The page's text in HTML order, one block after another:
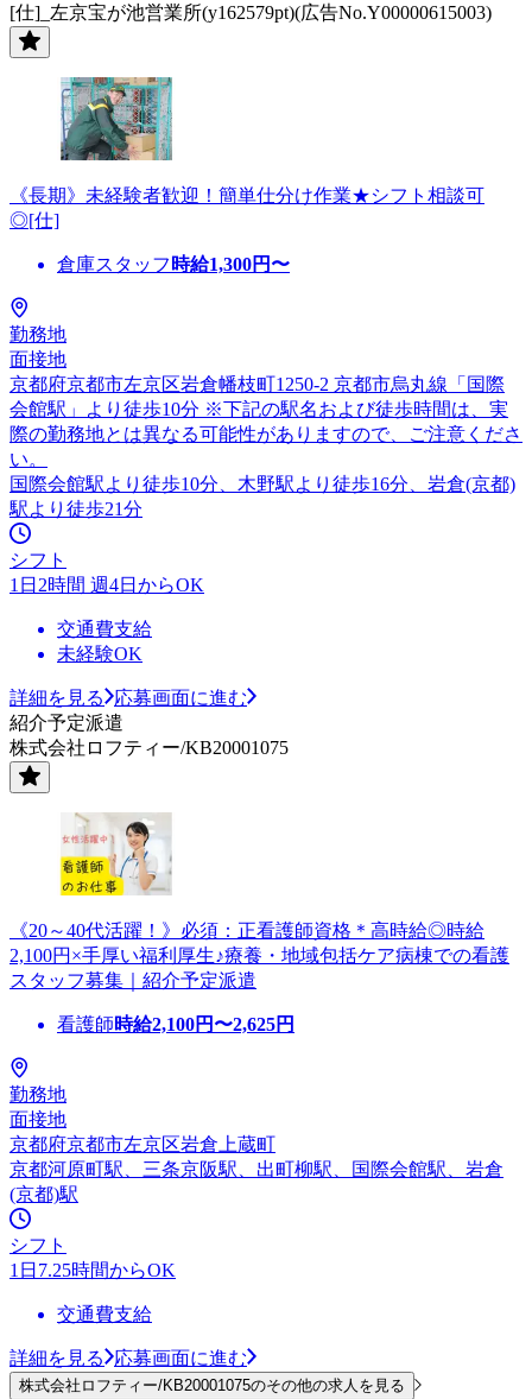
[仕]_左京宝が池営業所(y162579pt)(広告No.Y00000615003)
《長期》未経験者歓迎！簡単仕分け作業★シフト相談可
◎[仕]
倉庫スタッフ 時給1,300円〜
勤務地
面接地
京都府京都市左京区岩倉幡枝町1250-2 京都市烏丸線「国際
会館駅」より徒歩10分 ※下記の駅名および徒歩時間は、実
際の勤務地とは異なる可能性がありますので、ご注意くださ
い。
国際会館駅より徒歩10分、木野駅より徒歩16分、岩倉(京都)
駅より徒歩21分
シフト
1日2時間 週4日からOK
交通費支給
未経験OK
詳細を見る
応募画面に進む
紹介予定派遣
株式会社ロフティー/KB20001075
《20～40代活躍！》必須：正看護師資格＊高時給◎時給
2,100円×手厚い福利厚生♪療養・地域包括ケア病棟での看護
スタッフ募集｜紹介予定派遣
看護師時給2,100円〜2,625円
勤務地
面接地
京都府京都市左京区岩倉上蔵町
京都河原町駅、三条京阪駅、出町柳駅、国際会館駅、岩倉
(京都)駅
シフト
1日7.25時間からOK
交通費支給
詳細を見る 応募画面に進む
株式会社ロフティー/KB20001075のその他の求人を見る